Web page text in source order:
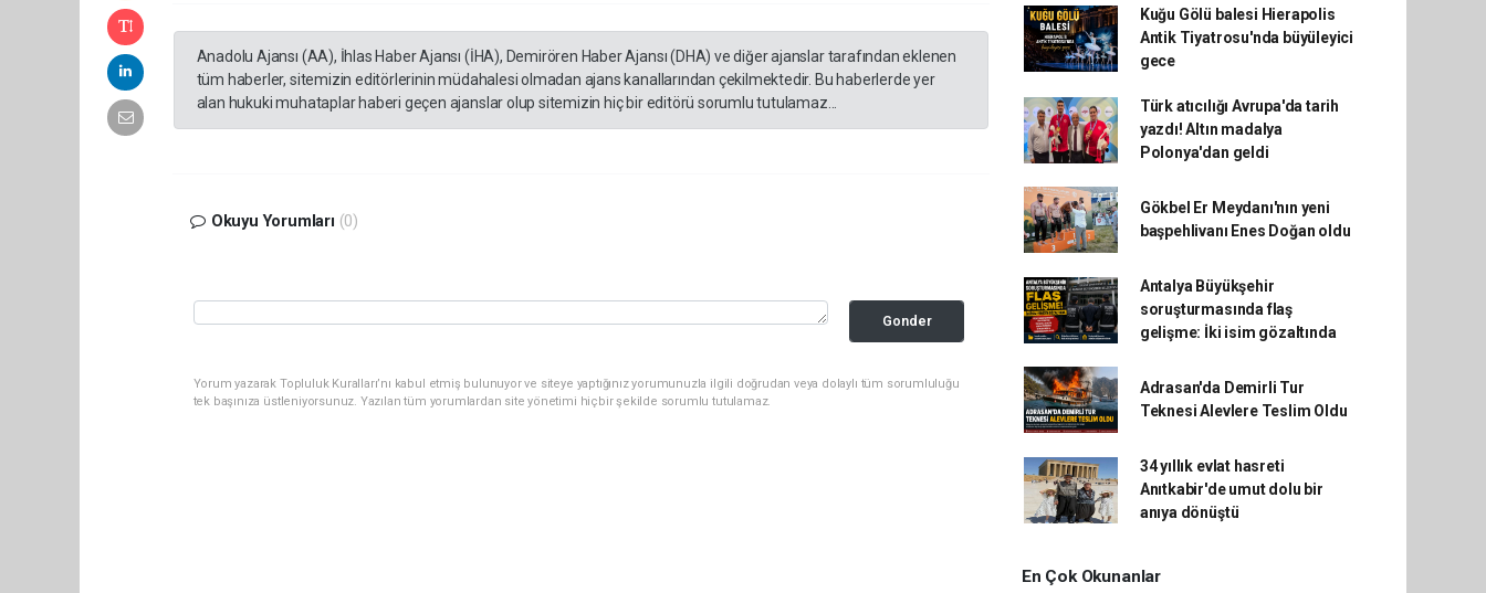
Anadolu Ajansı (AA), İhlas Haber Ajansı (İHA), Demirören Haber Ajansı (DHA) ve diğer ajanslar tarafından eklenen
tüm haberler, sitemizin editörlerinin müdahalesi olmadan ajans kanallarından çekilmektedir. Bu haberlerde yer
alan hukuki muhataplar haberi geçen ajanslar olup sitemizin hiç bir editörü sorumlu tutulamaz...
Okuyu Yorumları (0)
Gonder
Yorum yazarak Topluluk Kuralları’nı kabul etmiş bulunuyor ve siteye yaptığınız yorumunuzla ilgili doğrudan veya dolaylı tüm sorumluluğu
tek başınıza üstleniyorsunuz. Yazılan tüm yorumlardan site yönetimi hiçbir şekilde sorumlu tutulamaz.
Kuğu Gölü balesi Hierapolis
Antik Tiyatrosu'nda büyüleyici
gece
Türk atıcılığı Avrupa'da tarih
yazdı! Altın madalya
Polonya'dan geldi
Gökbel Er Meydanı'nın yeni
başpehlivanı Enes Doğan oldu
Antalya Büyükşehir
soruşturmasında flaş
gelişme: İki isim gözaltında
Adrasan'da Demirli Tur
Teknesi Alevlere Teslim Oldu
34 yıllık evlat hasreti
Anıtkabir'de umut dolu bir
anıya dönüştü
En Çok Okunanlar